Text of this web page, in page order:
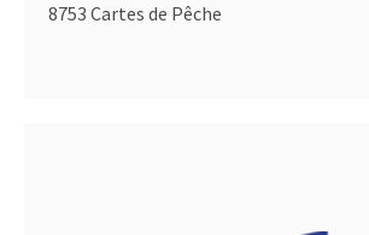
8753 Cartes de Pêche